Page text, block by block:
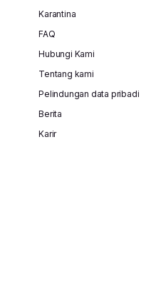
Karantina
FAQ
Hubungi Kami
Tentang kami
Pelindungan data pribadi
Berita
Karir